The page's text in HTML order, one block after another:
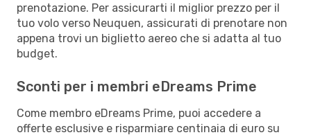
prenotazione. Per assicurarti il miglior prezzo per il
tuo volo verso Neuquen, assicurati di prenotare non
appena trovi un biglietto aereo che si adatta al tuo
budget.
Sconti per i membri eDreams Prime
Come membro eDreams Prime, puoi accedere a
offerte esclusive e risparmiare centinaia di euro su